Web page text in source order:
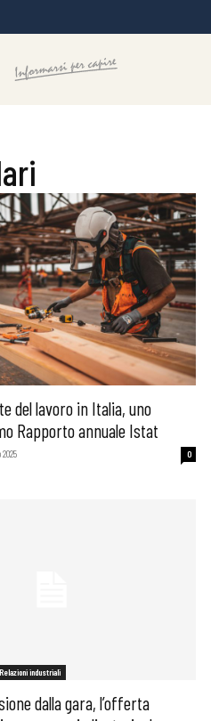
del lavoro in Italia, uno
Rapporto annuale Istat
2025 0
industriali
dalla gara, l’offerta